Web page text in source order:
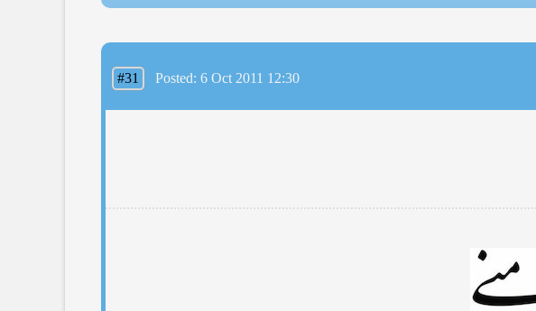
#31 Posted: 6 Oct 2011 12:30